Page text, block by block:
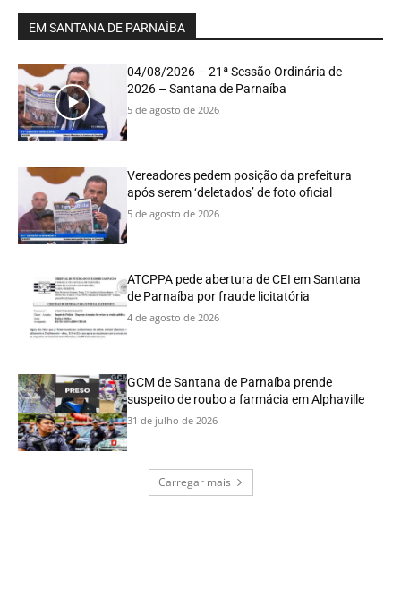
EM SANTANA DE PARNAÍBA
04/08/2026 – 21ª Sessão Ordinária de
2026 – Santana de Parnaíba
5 de agosto de 2026
Vereadores pedem posição da prefeitura
após serem ‘deletados’ de foto oficial
5 de agosto de 2026
ATCPPA pede abertura de CEI em Santana
de Parnaíba por fraude licitatória
4 de agosto de 2026
GCM de Santana de Parnaíba prende
suspeito de roubo a farmácia em Alphaville
31 de julho de 2026
Carregar mais